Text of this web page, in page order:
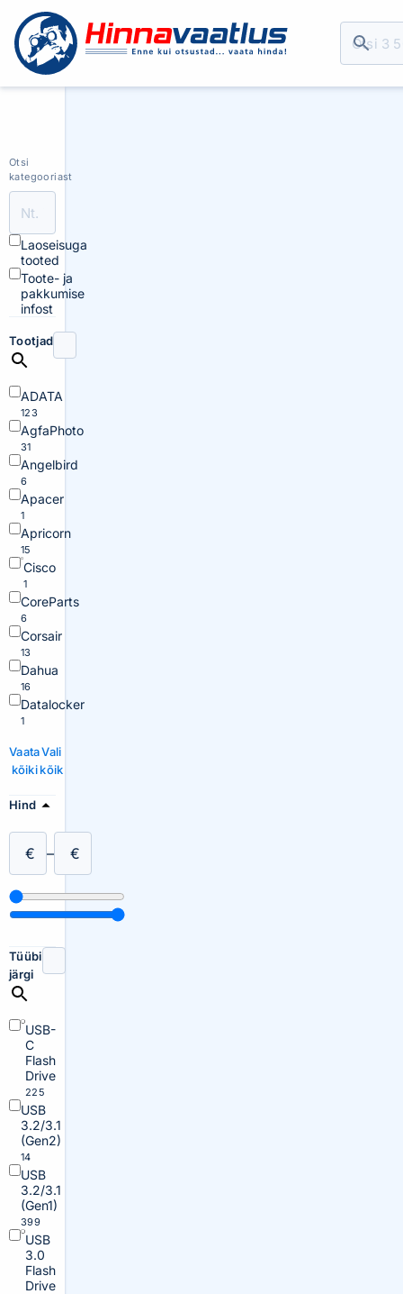
Otsi
kategooriast
Laoseisuga
tooted
Toote- ja
pakkumise
infost
Tootjad
ADATA
123
AgfaPhoto
31
Angelbird
6
Apacer
1
Apricorn
15
Cisco
1
CoreParts
6
Corsair
13
Dahua
16
Datalocker
1
Vaata
kõiki
Vali
kõik
Hind
€ – €
Tüübi
järgi
USB-
C
Flash
Drive
225
USB
3.2/3.1
(Gen2)
14
USB
3.2/3.1
(Gen1)
399
USB
3.0
Flash
Drive